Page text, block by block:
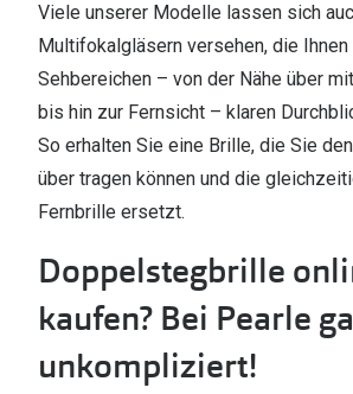
Viele unserer Modelle lassen sich
Multifokalgläsern versehen, die Ihnen
Sehbereichen – von der Nähe über
bis hin zur Fernsicht – klaren
So erhalten Sie eine Brille, die Sie
über tragen können und die
Fernbrille ersetzt.
Doppelstegbrille
kaufen? Bei Pearle
unkompliziert!